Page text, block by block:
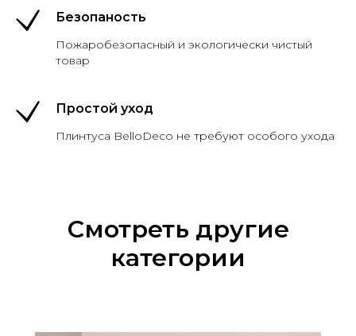
Безопаность
Пожаробезопасный и экологически чистый
товар
Простой уход
Плинтуса BelloDeco не требуют особого ухода
Смотреть другие
категории